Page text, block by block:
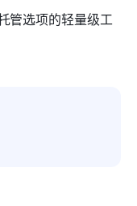
管选项的轻量级工